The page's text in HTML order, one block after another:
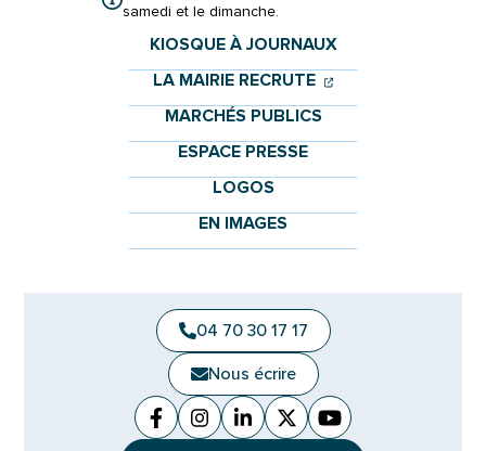
samedi et le dimanche.
KIOSQUE À JOURNAUX
LA MAIRIE RECRUTE (OUVERTURE
(OUVERTURE
MARCHÉS PUBLICS
ESPACE PRESSE
LOGOS
EN IMAGES
04 70 30 17 17
Nous écrire
Facebook
(ouverture dans un nouvel onglet)
Instagram
(ouverture dans un nouvel
Linkedin
(ouverture dans un nouvel
X (Twitter)
(ouverture dans un
YouTube
(ouverture dans